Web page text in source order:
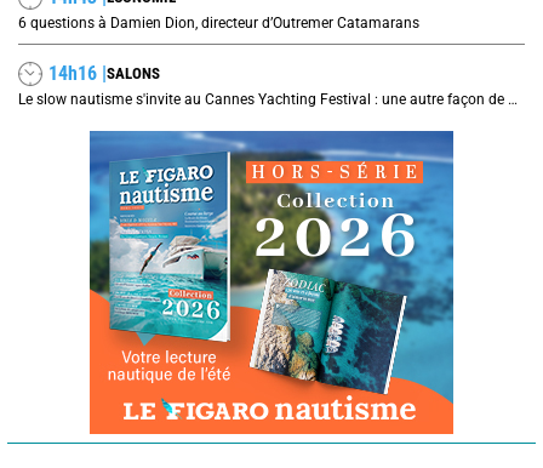
6 questions à Damien Dion, directeur d’Outremer Catamarans
14h16 |SALONS
Le slow nautisme s'invite au Cannes Yachting Festival : une autre façon de naviguer prend le large